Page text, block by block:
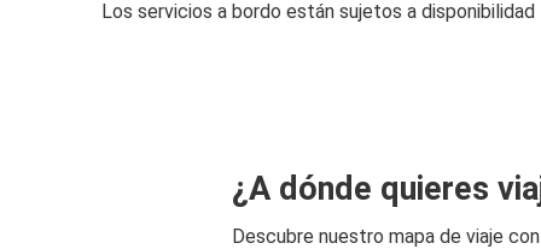
Los servicios a bordo están sujetos a disponibilidad
¿A dónde quieres
Descubre nuestro mapa de viaje